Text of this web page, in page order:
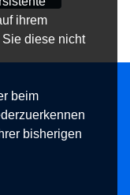
ihrem
diese nicht
beim
bisherigen